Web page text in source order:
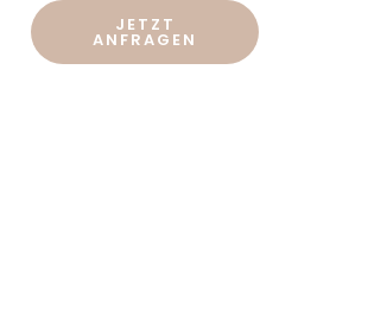
JETZT
ANFRAGEN